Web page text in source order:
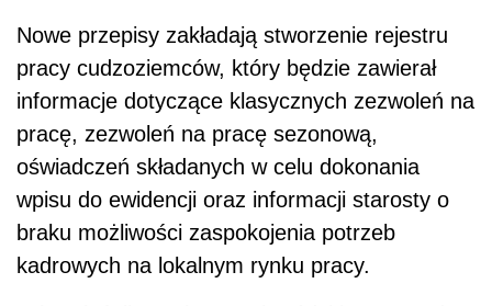
Nowe przepisy zakładają stworzenie rejestru
pracy cudzoziemców, który będzie zawierał
informacje dotyczące klasycznych zezwoleń na
pracę, zezwoleń na pracę sezonową,
oświadczeń składanych w celu dokonania
wpisu do ewidencji oraz informacji starosty o
braku możliwości zaspokojenia potrzeb
kadrowych na lokalnym rynku pracy.